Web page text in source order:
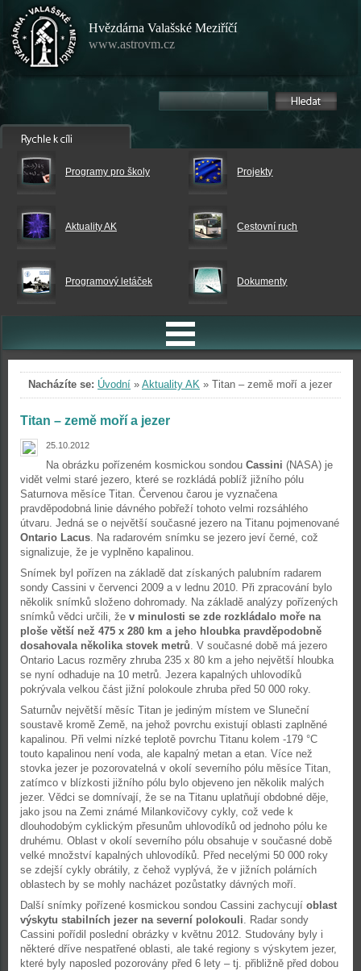
Hvězdárna Valašské Meziříčí
www.astrovm.cz
Programy pro školy Projekty
Aktuality AK Cestovní ruch
Programový letáček Dokumenty
Nacházíte se: Úvodní » Aktuality AK » Titan – země moří a jezer
Titan – země moří a jezer
25.10.2012
Na obrázku pořízeném kosmickou sondou Cassini (NASA) je
vidět velmi staré jezero, které se rozkládá poblíž jižního pólu
Saturnova měsíce Titan. Červenou čarou je vyznačena
pravděpodobná linie dávného pobřeží tohoto velmi rozsáhlého
útvaru. Jedná se o největší současné jezero na Titanu pojmenované
Ontario Lacus. Na radarovém snímku se jezero jeví černé, což
signalizuje, že je vyplněno kapalinou.
Snímek byl pořízen na základě dat získaných palubním radarem
sondy Cassini v červenci 2009 a v lednu 2010. Při zpracování bylo
několik snímků složeno dohromady. Na základě analýzy pořízených
snímků vědci určili, že v minulosti se zde rozkládalo moře na
ploše větší než 475 x 280 km a jeho hloubka pravděpodobně
dosahovala několika stovek metrů. V současné době má jezero
Ontario Lacus rozměry zhruba 235 x 80 km a jeho největší hloubka
se nyní odhaduje na 10 metrů. Jezera kapalných uhlovodíků
pokrývala velkou část jižní polokoule zhruba před 50 000 roky.
Saturnův největší měsíc Titan je jediným místem ve Sluneční
soustavě kromě Země, na jehož povrchu existují oblasti zaplněné
kapalinou. Při velmi nízké teplotě povrchu Titanu kolem -179 °C
touto kapalinou není voda, ale kapalný metan a etan. Více než
stovka jezer je pozorovatelná v okolí severního pólu měsíce Titan,
zatímco v blízkosti jižního pólu bylo objeveno jen několik malých
jezer. Vědci se domnívají, že se na Titanu uplatňují obdobné děje,
jako jsou na Zemi známé Milankovičovy cykly, což vede k
dlouhodobým cyklickým přesunům uhlovodíků od jednoho pólu ke
druhému. Oblast v okolí severního pólu obsahuje v současné době
velké množství kapalných uhlovodíků. Před necelými 50 000 roky
se zdejší cykly obrátily, z čehož vyplývá, že v jižních polárních
oblastech by se mohly nacházet pozůstatky dávných moří.
Další snímky pořízené kosmickou sondou Cassini zachycují oblast
výskytu stabilních jezer na severní polokouli. Radar sondy
Cassini pořídil poslední obrázky v květnu 2012. Studovány byly i
některé dříve nespatřené oblasti, ale také regiony s výskytem jezer,
které byly naposled pozorovány před 6 lety – tj. přibližně před dobou